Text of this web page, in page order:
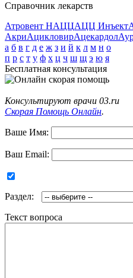
Справочник лекарств
Атровент НАЦЦАЦЦ Инъект
АкриАцикловирАцекардол
а б в г д е ж з и й к л м н о
п р с т у ф х ц ч ш щ э ю я
Бесплатная консультация
Консультируют врачи 03.ru
Скорая Помощь Онлайн.
Ваше Имя:
Ваш Email:
Раздел:
Текст вопроса